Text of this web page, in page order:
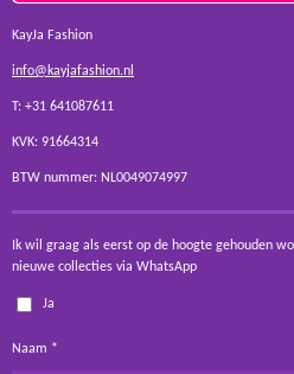
KayJa Fashion
info@kayjafashion.nl
T: +31 641087611
KVK: 91664314
BTW nummer: NL0049074997
Ik wil graag als eerst op de hoogte gehouden
nieuwe collecties via WhatsApp
Ja
Naam *